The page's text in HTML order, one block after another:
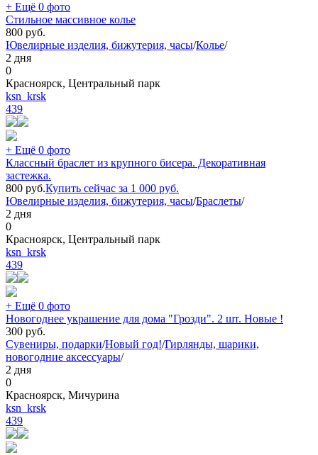
+ Ещё 0 фото
Стильное массивное колье
800 руб.
Ювелирные изделия, бижутерия, часы/Колье/
2 дня
0
Красноярск, Центральный парк
ksn_krsk
439
+ Ещё 0 фото
Классный браслет из крупного бисера. Декоративная
застежка.
800 руб.Купить сейчас за 1 000 руб.
Ювелирные изделия, бижутерия, часы/Браслеты/
2 дня
0
Красноярск, Центральный парк
ksn_krsk
439
+ Ещё 0 фото
Новогоднее украшение для дома "Грозди". 2 шт. Новые !
300 руб.
Сувениры, подарки/Новый год!/Гирлянды, шарики,
новогодние аксессуары/
2 дня
0
Красноярск, Мичурина
ksn_krsk
439